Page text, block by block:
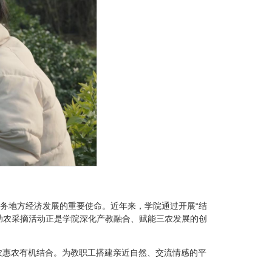
地方经济发展的重要使命。近年来，学院通过开展“结
采摘活动正是学院深化产教融合、赋能三农发展的创
农有机结合。为教职工搭建亲近自然、交流情感的平